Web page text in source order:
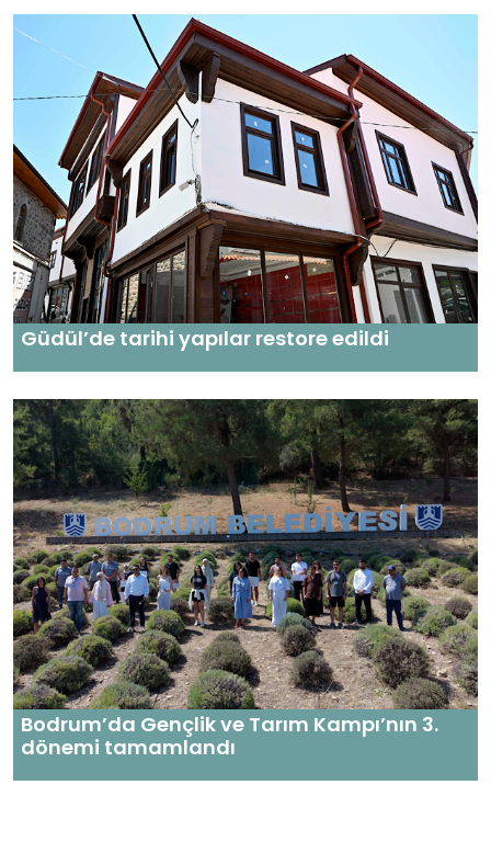
Güdül’de tarihi yapılar restore edildi
Bodrum’da Gençlik ve Tarım Kampı’nın 3.
dönemi tamamlandı